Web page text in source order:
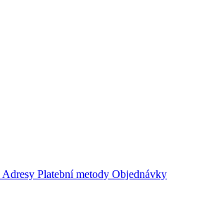
Adresy Platební metody Objednávky